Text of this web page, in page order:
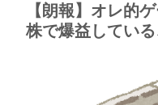
【朗報】オレ的
株で爆益している